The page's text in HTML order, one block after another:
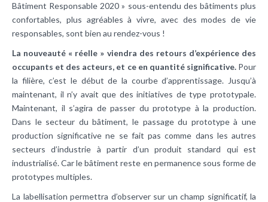
Bâtiment Responsable 2020 » sous-entendu des bâtiments plus
confortables, plus agréables à vivre, avec des modes de vie
responsables, sont bien au rendez-vous !
La nouveauté « réelle » viendra des retours d’expérience des
occupants et des acteurs, et ce en quantité significative.Pour
la filière, c’est le début de la courbe d’apprentissage. Jusqu’à
maintenant, il n’y avait que des initiatives de type prototypale.
Maintenant, il s’agira de passer du prototype à la production.
Dans le secteur du bâtiment, le passage du prototype à une
production significative ne se fait pas comme dans les autres
secteurs d’industrie à partir d’un produit standard qui est
industrialisé. Car le bâtiment reste en permanence sous forme de
prototypes multiples.
La labellisation permettra d’observer sur un champ significatif, la